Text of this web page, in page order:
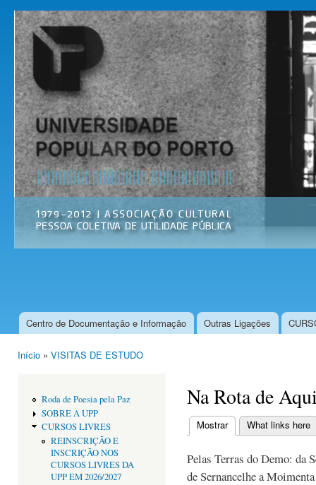
Universidade
Popular do
Porto
Associação
Cultural
Menu principal
Centro de Documentação e Informação Outras Ligações
Início » VISITAS DE ESTUDO
Roda de Poesia pela Paz
SOBRE A UPP
CURSOS LIVRES
REINSCRIÇÃO E
INSCRIÇÃO NOS
CURSOS LIVRES DA
UPP EM 2026/2027
Na Rota de
Separadores
Mostrar(separador ativo)
What links here
Pelas Terras do Demo: da
de Sernancelhe a